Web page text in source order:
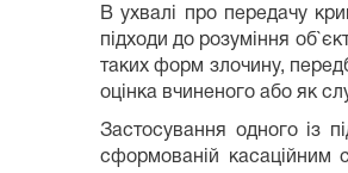
В ухвалі про передачу
підходи до розуміння
таких форм злочину,
оцінка вчиненого або як
Застосування одного із
сформованій касаційним